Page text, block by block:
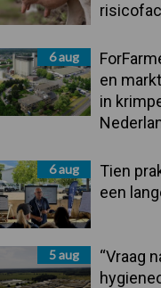
6 aug
en
in
6 aug
Tien
een
5 aug
“Vraag